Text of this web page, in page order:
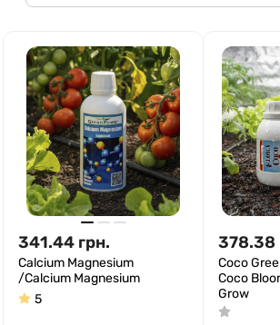
341.44 грн.
Calcium Magnesium
/Calcium Magnesium
5
378.38
Coco
Coco
Grow